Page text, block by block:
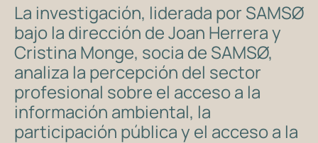
La investigación, liderada por SAMSØ
bajo la dirección de Joan Herrera y
Cristina Monge, socia de SAMSØ,
analiza la percepción del sector
profesional sobre el acceso a la
información ambiental, la
participación pública y el acceso a la